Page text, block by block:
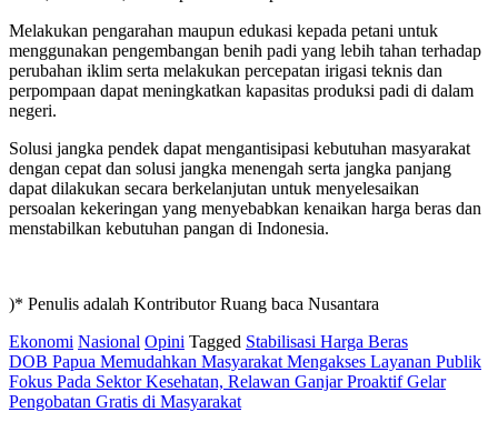
Melakukan pengarahan maupun edukasi kepada petani untuk
menggunakan pengembangan benih padi yang lebih tahan terhadap
perubahan iklim serta melakukan percepatan irigasi teknis dan
perpompaan dapat meningkatkan kapasitas produksi padi di dalam
negeri.
Solusi jangka pendek dapat mengantisipasi kebutuhan masyarakat
dengan cepat dan solusi jangka menengah serta jangka panjang
dapat dilakukan secara berkelanjutan untuk menyelesaikan
persoalan kekeringan yang menyebabkan kenaikan harga beras dan
menstabilkan kebutuhan pangan di Indonesia.
)* Penulis adalah Kontributor Ruang baca Nusantara
Ekonomi Nasional Opini Tagged Stabilisasi Harga Beras
Post
navigation
DOB Papua Memudahkan Masyarakat Mengakses Layanan Publik
Fokus Pada Sektor Kesehatan, Relawan Ganjar Proaktif Gelar
Pengobatan Gratis di Masyarakat